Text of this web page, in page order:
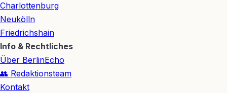
Charlottenburg
Neukölln
Friedrichshain
Info & Rechtliches
Über BerlinEcho
👥 Redaktionsteam
Kontakt